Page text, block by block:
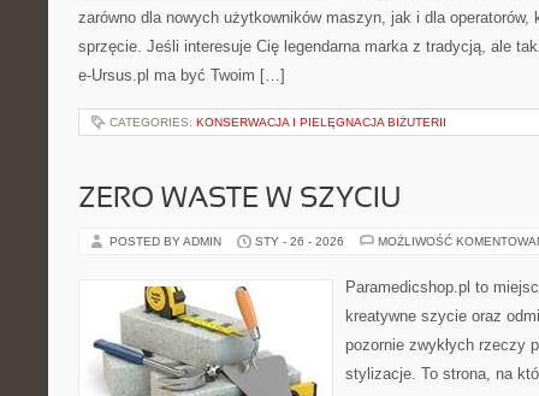
zarówno dla nowych użytkowników maszyn, jak i dla operatorów,
sprzęcie. Jeśli interesuje Cię legendarna marka z tradycją, ale
e-Ursus.pl ma być Twoim […]
CATEGORIES: KONSERWACJA I PIELĘGNACJA BIŻUTERII
ZERO WASTE W SZYCIU
POSTED BY ADMIN STY - 26 - 2026 MOŻLIWOŚĆ
Paramedicshop.pl to
kreatywne szycie oraz
pozornie zwykłych rzeczy
stylizacje. To strona, na